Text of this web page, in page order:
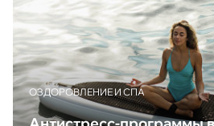
ОЗДОРОВЛЕНИЕ И СПА